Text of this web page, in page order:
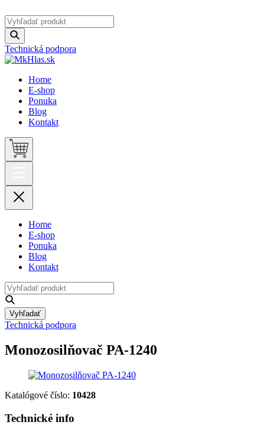
Technická podpora
Home
E-shop
Ponuka
Blog
Kontakt
Home
E-shop
Ponuka
Blog
Kontakt
Vyhľadať
Technická podpora
Monozosilňovač PA-1240
Katalógové číslo: 10428
Technické info